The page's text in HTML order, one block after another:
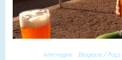
Allemagne Belgique /